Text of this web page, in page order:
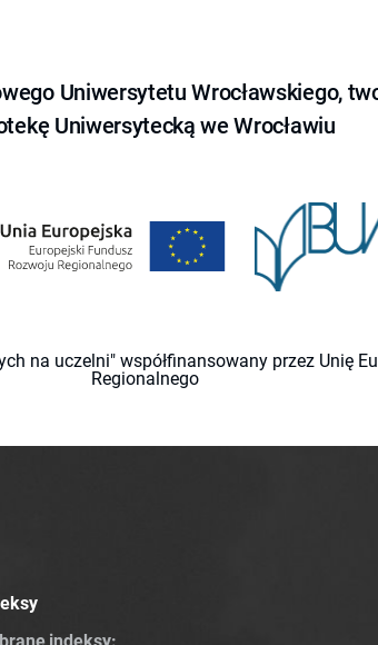
Uniwersytetu Wrocławskiego,
Uniwersytecką we Wrocławiu
na uczelni" współfinansowany przez Unię
Regionalnego